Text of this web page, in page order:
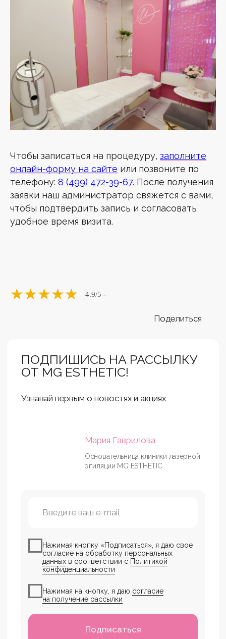
Чтобы записаться на процедуру, заполните
онлайн-форму на сайте или позвоните по
телефону: 8 (499) 472-39-67. После получения
заявки наш администратор свяжется с вами,
чтобы подтвердить запись и согласовать
удобное время визита.
★★★★★ 4.9/5 -